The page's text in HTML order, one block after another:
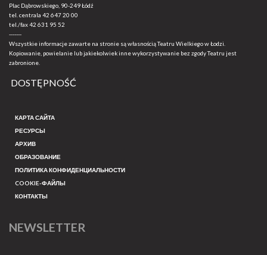
Plac Dąbrowskiego, 90-249 Łódź
tel. centrala 42 647 20 00
tel./fax42 631 95 52
-------
Wszystkie informacje zawarte na stronie są własnością Teatru Wielkiego w Łodzi.
Kopiowanie, powielanie lub jakiekolwiek inne wykorzystywanie bez zgody Teatru jest
zabronione.
DOSTĘPNOŚĆ
КАРТА САЙТА
РЕСУРСЫ
АРХИВ
ОБРАЗОВАНИЕ
ПОЛИТИКА КОНФИДЕНЦИАЛЬНОСТИ
COOKIE-ФАЙЛЫ
КОНТАКТЫ
NEWSLETTER